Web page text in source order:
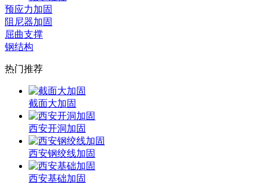
预应力加固
阻尼器加固
屈曲支撑
钢结构
热门推荐
截面大加固
西安开洞加固
西安钢绞线加固
西安基础加固